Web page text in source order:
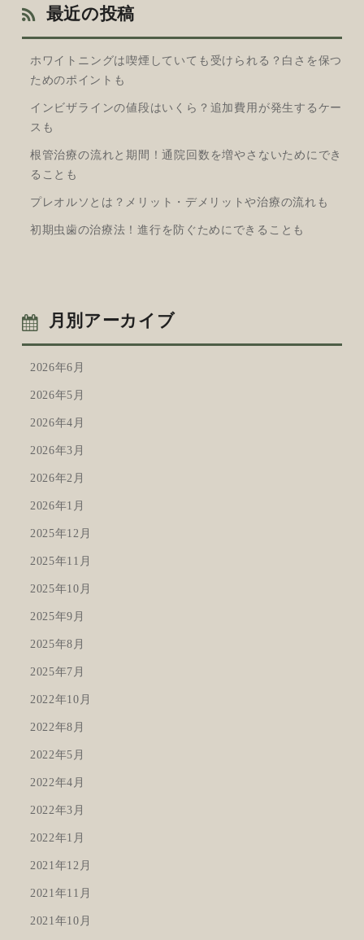
最近の投稿
ホワイトニングは喫煙していても受けられる？白さを保つ
ためのポイントも
インビザラインの値段はいくら？追加費用が発生するケー
スも
根管治療の流れと期間！通院回数を増やさないためにでき
ることも
プレオルソとは？メリット・デメリットや治療の流れも
初期虫歯の治療法！進行を防ぐためにできることも
月別アーカイブ
2026年6月
2026年5月
2026年4月
2026年3月
2026年2月
2026年1月
2025年12月
2025年11月
2025年10月
2025年9月
2025年8月
2025年7月
2022年10月
2022年8月
2022年5月
2022年4月
2022年3月
2022年1月
2021年12月
2021年11月
2021年10月